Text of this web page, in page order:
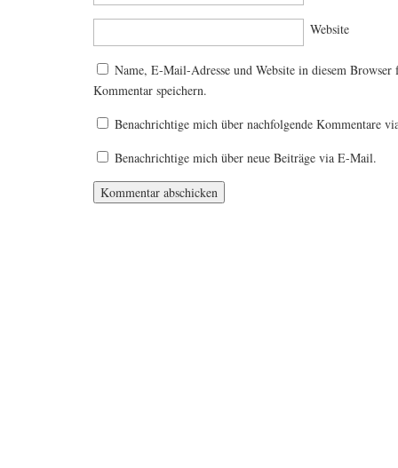
Website
Name, E-Mail-Adresse und Website in diesem Browser
Kommentar speichern.
Benachrichtige mich über nachfolgende Kommentare
Benachrichtige mich über neue Beiträge via E-Mail.